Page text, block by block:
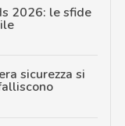
2026: le sfide
sicurezza si